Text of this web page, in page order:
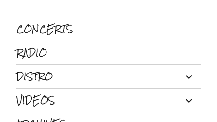
CONCERTS
RADIO
DISTRO
ouvrir
le
sous-
menu
VIDEOS ouvrir
le
sous-